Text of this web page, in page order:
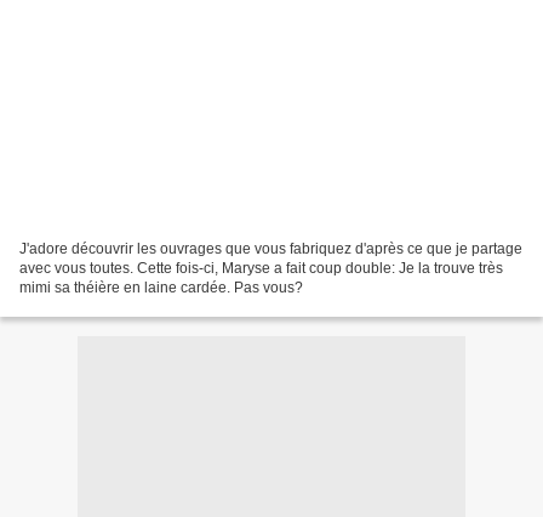
J'adore découvrir les ouvrages que vous fabriquez d'après ce que je partage
avec vous toutes. Cette fois-ci, Maryse a fait coup double: Je la trouve très
mimi sa théière en laine cardée. Pas vous?